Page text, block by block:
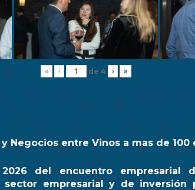
« ‹ de 4 › »
Negocios entre Vinos a mas de 100
del encuentro empresarial
empresarial y de inversión